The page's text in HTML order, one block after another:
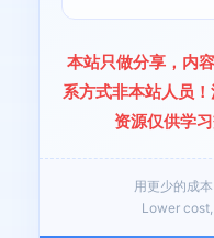
本站只做分享，内
系方式非本站人员
资源仅供学
用更少的成
Lower